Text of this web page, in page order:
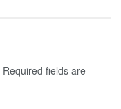
Required fields are